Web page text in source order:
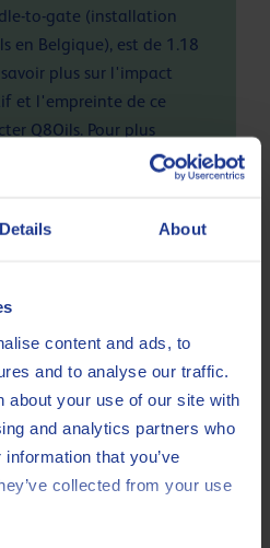
Details About
content and ads, to
and to analyse our traffic.
about your use of our site with
and analytics partners who
that you’ve
collected from your use
to-gate (installation
en Belgique), est de 1.18
plus sur l'impact
et l'empreinte de ce
Q8Oils. Pour plus
ce
C4
9.55535-S4
226.51